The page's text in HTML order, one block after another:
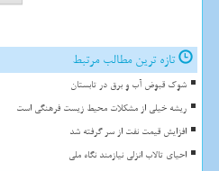
تازه ترین مطالب مرتبط
شوک قبوض آب و برق در تابستان
ریشه خیلی از مشکلات محیط زیست فرهنگی است
افزایش قیمت نفت از سر گرفته شد
احیای تالاب انزلی نیازمند نگاه ملی